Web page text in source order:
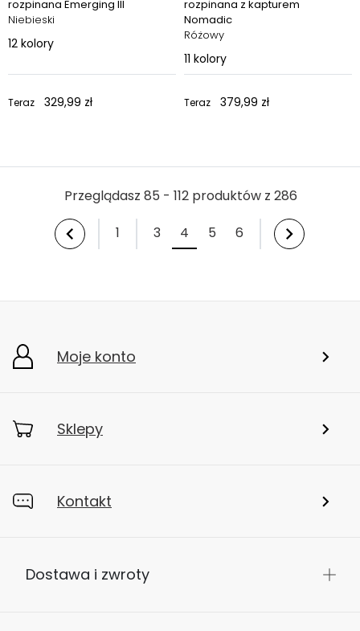
rozpinana Emerging III
Niebieski
12 kolory
Teraz 329,99 zł
rozpinana z kapturem
Nomadic
Różowy
11 kolory
Teraz 379,99 zł
Przeglądasz 85 - 112 produktów z 286
1
3 4 5 6
Moje konto
Sklepy
Kontakt
Dostawa i zwroty